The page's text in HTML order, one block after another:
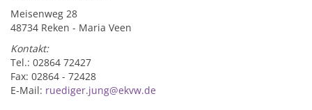
Meisenweg 28
48734 Reken - Maria Veen
Kontakt:
Tel.: 02864 72427
Fax: 02864 - 72428
E-Mail: ruediger.jung@ekvw.de